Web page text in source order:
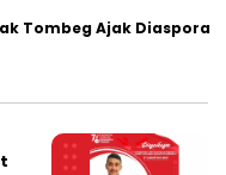
Tombeg Ajak Diaspora